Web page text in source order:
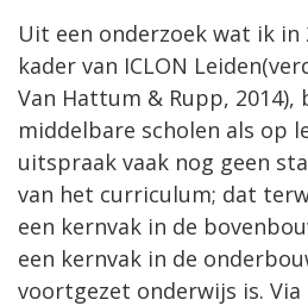
Uit een onderzoek wat ik in
kader van ICLON
Van Hattum & Rupp, 2014),
middelbare scholen als op
uitspraak vaak nog geen
van het curriculum; dat
een kernvak in de
een kernvak in de
voortgezet onderwijs is.